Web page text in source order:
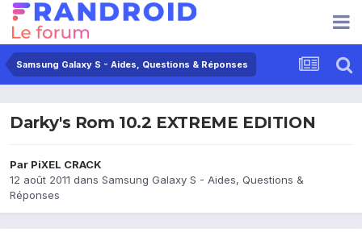
Samsung Galaxy S - Aides, Questions & Réponses
Darky's Rom 10.2 EXTREME EDITION
Par PiXEL CRACK
12 août 2011 dans Samsung Galaxy S - Aides, Questions &
Réponses